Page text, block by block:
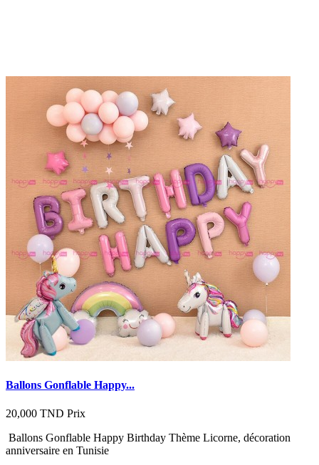
Ballons Gonflable Happy...
20,000 TND Prix
Ballons Gonflable Happy Birthday Thème Licorne, décoration
anniversaire en Tunisie